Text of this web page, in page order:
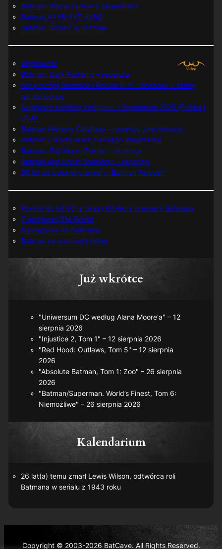
Batman: Wojna żartów z zagadkami
Batman #445-447, #480
Batman: Śmierć w rodzinie
Wątpliwość
Batman: Dark Patterns – recenzja
Nie prześpij Batmana i Robina P. K. Johnsona + zimny
jak lód bonus
Najlepsze komiksy związane z Batmanem 2025 (Polska i
USA)
Batman Arkham: Clayface – recenzja, prezentacja
Batman i ukryty skarb Berniego Wrightsona
Batman: Full Moon (Pełnia) – recenzja
Batman and Robin: Memento – recenzja
30 lat od polskiej premiery „Batman Forever”
Powrót do lat 60. z okazji 60-lecia premiery Batmana
Z archiwum TM-Semic
Nawiązania do Batmana
Batman na kasetach video
Już wkrótce
"Uniwersum DC według Alana Moore'a" – 12
sierpnia 2026
"Injustice 2, Tom 1" – 12 sierpnia 2026
"Red Hood: Outlaws, Tom 5" – 12 sierpnia
2026
"Absolute Batman, Tom 1: Zoo" – 26 sierpnia
2026
"Batman/Superman. World’s Finest, Tom 6:
Niemożliwe" – 26 sierpnia 2026
Kalendarium
26 lat(a) temu zmarł Lewis Wilson, odtwórca roli
Batmana w serialu z 1943 roku
Copyright © 2003-2026 BatCave. All Rights Reserved.